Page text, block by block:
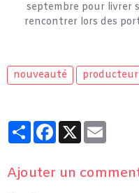
septembre pour livrer
rencontrer lors des
nouveauté producteur
PartagerFacebook
X
Ajouter un